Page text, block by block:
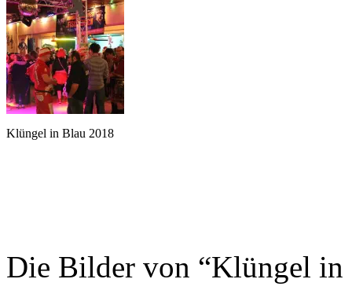
Klüngel in Blau 2018
Die Bilder von “Klüngel